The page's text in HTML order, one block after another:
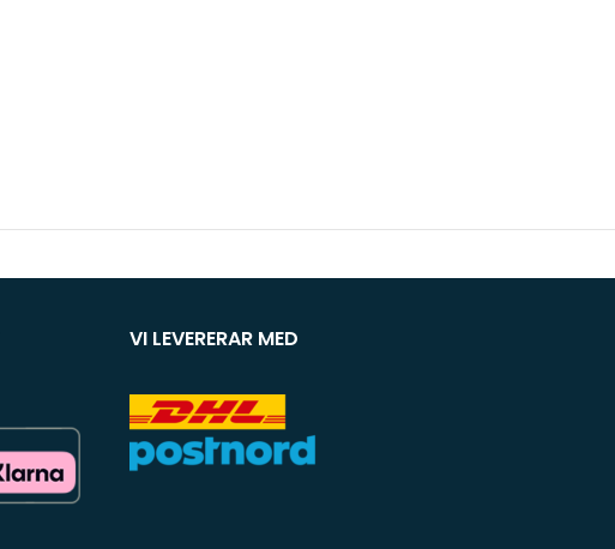
VI LEVERERAR MED